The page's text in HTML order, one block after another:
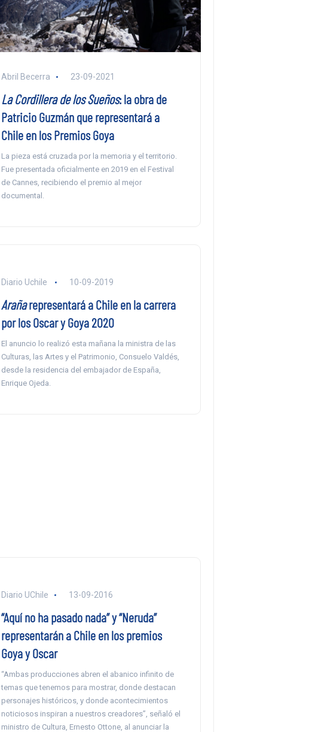
Abril Becerra 23-09-2021
La Cordillera de los Sueños: la obra de
Patricio Guzmán que representará a
Chile en los Premios Goya
La pieza está cruzada por la memoria y el territorio.
Fue presentada oficialmente en 2019 en el Festival
de Cannes, recibiendo el premio al mejor
documental.
Diario Uchile 10-09-2019
Arañarepresentará a Chile en la carrera
por los Oscar y Goya 2020
El anuncio lo realizó esta mañana la ministra de las
Culturas, las Artes y el Patrimonio, Consuelo Valdés,
desde la residencia del embajador de España,
Enrique Ojeda.
Diario UChile 13-09-2016
“Aquí no ha pasado nada” y “Neruda”
representarán a Chile en los premios
Goya y Oscar
“Ambas producciones abren el abanico infinito de
temas que tenemos para mostrar, donde destacan
personajes históricos, y donde acontecimientos
noticiosos inspiran a nuestros creadores”, señaló el
ministro de Cultura, Ernesto Ottone, al anunciar la